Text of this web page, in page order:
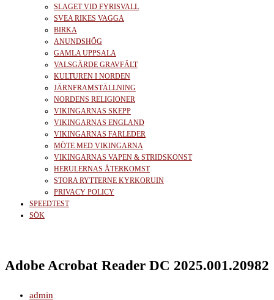
SLAGET VID FYRISVALL
SVEA RIKES VAGGA
BIRKA
ANUNDSHÖG
GAMLA UPPSALA
VALSGÄRDE GRAVFÄLT
KULTUREN I NORDEN
JÄRNFRAMSTÄLLNING
NORDENS RELIGIONER
VIKINGARNAS SKEPP
VIKINGARNAS ENGLAND
VIKINGARNAS FARLEDER
MÖTE MED VIKINGARNA
VIKINGARNAS VAPEN & STRIDSKONST
HERULERNAS ÅTERKOMST
STORA RYTTERNE KYRKORUIN
PRIVACY POLICY
SPEEDTEST
SÖK
Adobe Acrobat Reader DC 2025.001.20982
admin